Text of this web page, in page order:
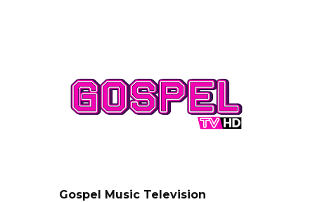
Gospel Music Television